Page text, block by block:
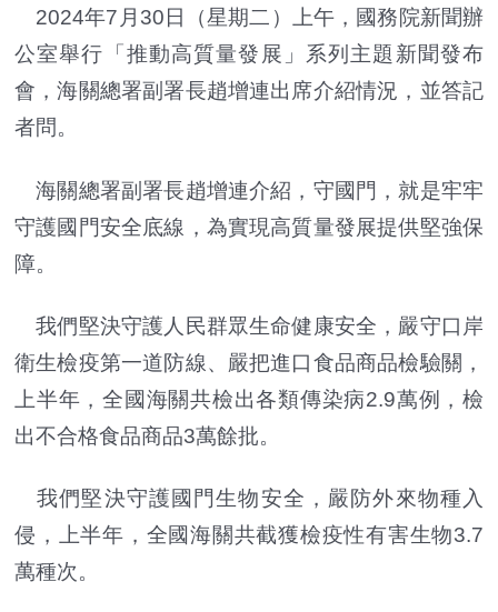
2024年7月30日（星期二）上午，國務院新聞辦
公室舉行「推動高質量發展」系列主題新聞發布
會，海關總署副署長趙增連出席介紹情況，並答記
者問。
海關總署副署長趙增連介紹，守國門，就是牢牢
守護國門安全底線，為實現高質量發展提供堅強保
障。
我們堅決守護人民群眾生命健康安全，嚴守口岸
衛生檢疫第一道防線、嚴把進口食品商品檢驗關，
上半年，全國海關共檢出各類傳染病2.9萬例，檢
出不合格食品商品3萬餘批。
我們堅決守護國門生物安全，嚴防外來物種入
侵，上半年，全國海關共截獲檢疫性有害生物3.7
萬種次。